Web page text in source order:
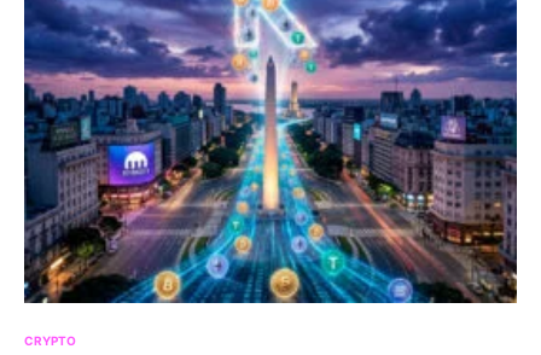
CRYPTO